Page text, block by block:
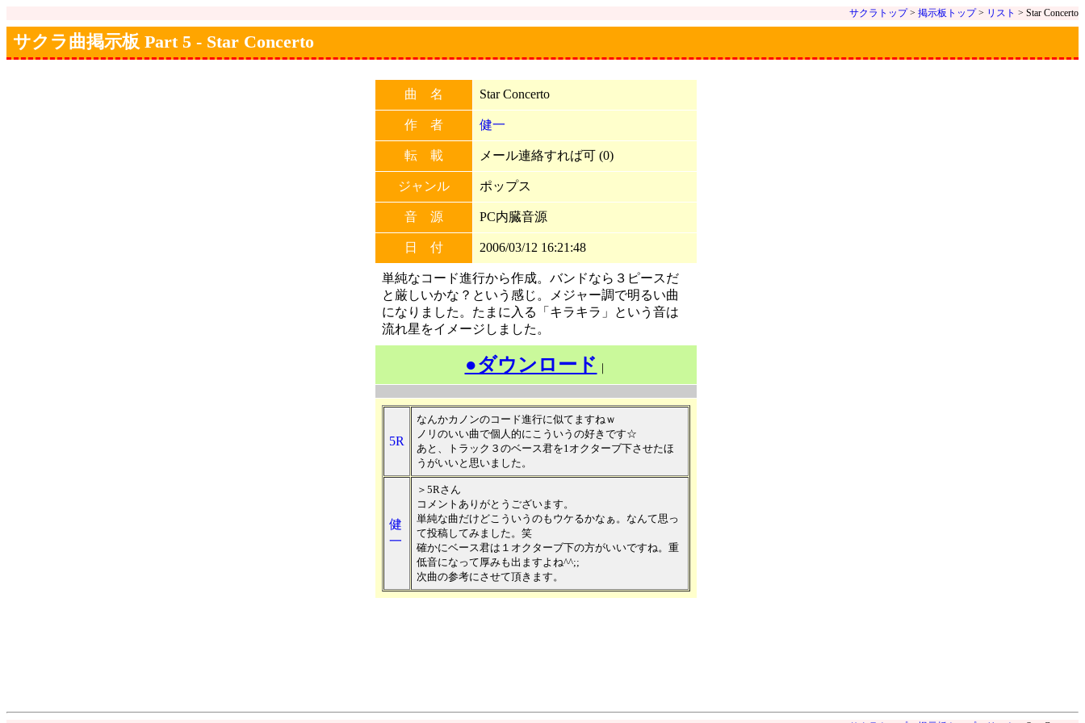
サクラトップ> 掲示板トップ> リスト > Star Concerto
サクラ曲掲示板 Part 5 - Star Concerto
曲 名 Star Concerto
作 者 健一
転 載 メール連絡すれば可 (0)
ジャンル ポップス
音 源 PC内臓音源
日 付 2006/03/12 16:21:48
単純なコード進行から作成。バンドなら３ピースだ
と厳しいかな？という感じ。メジャー調で明るい曲
になりました。たまに入る「キラキラ」という音は
流れ星をイメージしました。
●ダウンロード ｜
5R
なんかカノンのコード進行に似てますねｗ
ノリのいい曲で個人的にこういうの好きです☆
あと、トラック３のベース君を1オクターブ下させたほ
うがいいと思いました。
健
一
＞5Rさん
コメントありがとうございます。
単純な曲だけどこういうのもウケるかなぁ。なんて思っ
て投稿してみました。笑
確かにベース君は１オクターブ下の方がいいですね。重
低音になって厚みも出ますよね^^;;
次曲の参考にさせて頂きます。